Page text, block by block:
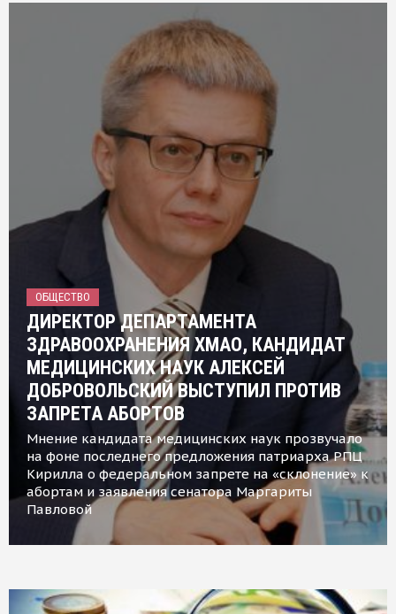
ОБЩЕСТВО
ДИРЕКТОР ДЕПАРТАМЕНТА
ЗДРАВООХРАНЕНИЯ ХМАО, КАНДИДАТ
МЕДИЦИНСКИХ НАУК АЛЕКСЕЙ
ДОБРОВОЛЬСКИЙ ВЫСТУПИЛ ПРОТИВ
ЗАПРЕТА АБОРТОВ
Мнение кандидата медицинских наук прозвучало
на фоне последнего предложения патриарха РПЦ
Кирилла о федеральном запрете на «склонение» к
абортам и заявления сенатора Маргариты
Павловой